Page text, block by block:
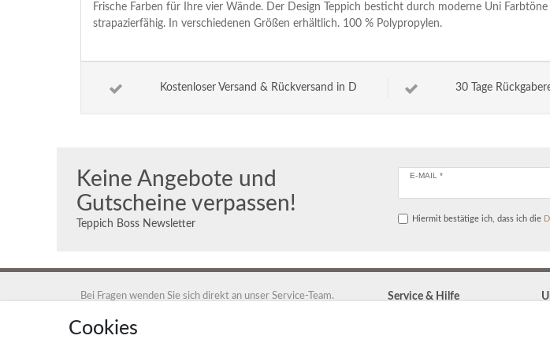
Frische Farben für Ihre vier Wände. Der Design Teppich besticht durch moderne Uni
strapazierfähig. In verschiedenen Größen erhältlich. 100 % Polypropylen.
Kostenloser Versand & Rückversand in D 30 Tage
Keine Angebote und
Gutscheine verpassen!
Teppich Boss Newsletter
E-MAIL *
Hiermit bestätige ich, dass ich die
Bei Fragen wenden Sie sich direkt an unser Service-Team.
+49 40 88 35 12 95
Service & Hilfe
Cookies